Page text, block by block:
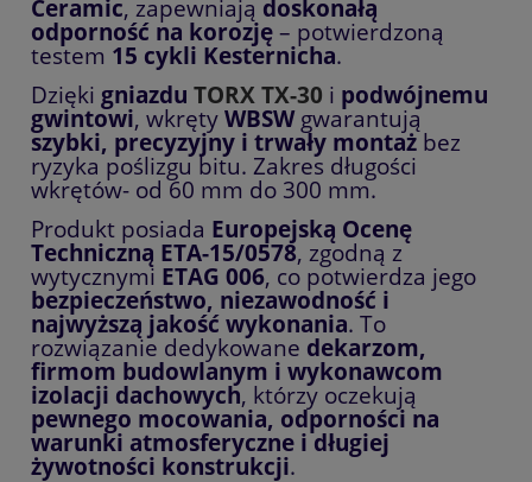
Ceramic, zapewniajądoskonałą
odporność na korozję – potwierdzoną
testem 15 cykli Kesternicha.
Dzięki gniazdu TORX TX-30 i podwójnemu
gwintowi, wkręty WBSWgwarantują
szybki, precyzyjny i trwały montażbez
ryzyka poślizgu bitu. Zakres długości
wkrętów- od 60 mm do 300 mm.
Produkt posiada Europejską Ocenę
Techniczną ETA-15/0578, zgodną z
wytycznymi ETAG 006, co potwierdza jego
bezpieczeństwo, niezawodność i
najwyższą jakość wykonania. To
rozwiązanie dedykowane dekarzom,
firmom budowlanym i wykonawcom
izolacji dachowych, którzy oczekują
pewnego mocowania, odporności na
warunki atmosferyczne i długiej
żywotności konstrukcji.